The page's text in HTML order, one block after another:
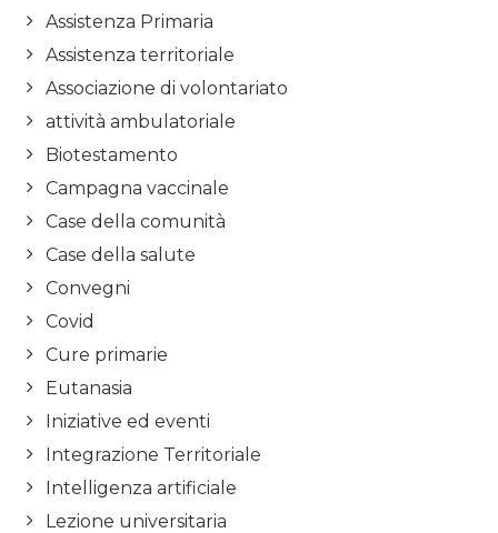
Assistenza Primaria
Assistenza territoriale
Associazione di volontariato
attività ambulatoriale
Biotestamento
Campagna vaccinale
Case della comunità
Case della salute
Convegni
Covid
Cure primarie
Eutanasia
Iniziative ed eventi
Integrazione Territoriale
Intelligenza artificiale
Lezione universitaria